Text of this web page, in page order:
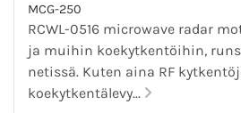
MCG-250
RCWL-0516 microwave radar
ja muihin koekytkentöihin,
netissä. Kuten aina RF
koekytkentälevy...